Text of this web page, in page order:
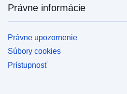
Právne informácie
Právne upozornenie
Súbory cookies
Prístupnosť